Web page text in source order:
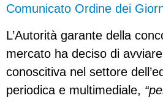
Comunicato Ordine dei
L’Autorità garante della
mercato ha deciso di avviare
conoscitiva nel settore
periodica e multimediale,